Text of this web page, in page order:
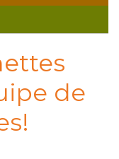
de